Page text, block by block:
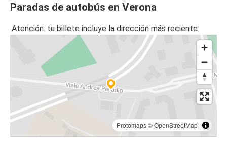
Paradas de autobús en Verona
Atención: tu billete incluye la dirección más reciente.
Protomaps©OpenStreetMap